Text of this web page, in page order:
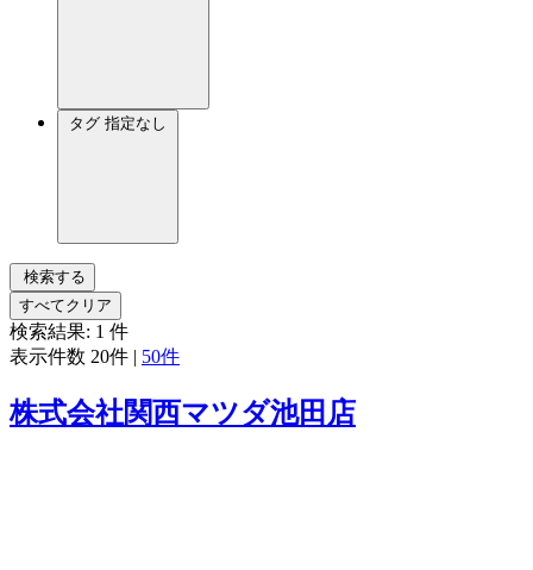
タグ 指定なし
検索する
すべてクリア
検索結果: 1 件
表示件数 20件 | 50件
株式会社関西マツダ池田店